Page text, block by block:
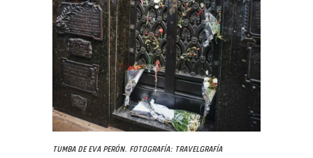
Tumba de Eva Perón. Fotografía: Travelgrafía